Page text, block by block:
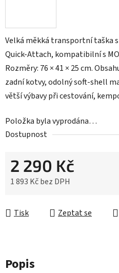
Velká měkká transportní taška
Quick-Attach, kompatibilní s
Rozměry: 76 × 41 × 25 cm.
zadní kotvy, odolný soft-shell
větší výbavy při cestování,
Položka byla vyprodána…
Dostupnost
2 290 Kč
1 893 Kč bez DPH
Tisk
Zeptat se
Popis